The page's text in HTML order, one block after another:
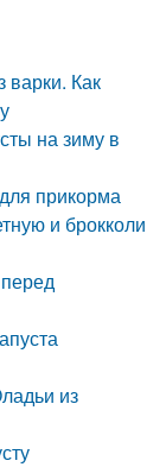
варки. Как
на зиму в
прикорма
и брокколи
из